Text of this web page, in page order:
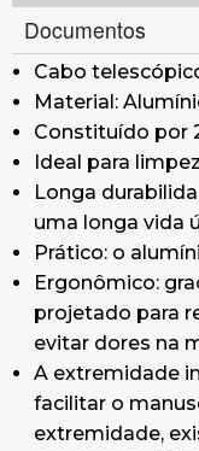
para qualquer
Comprimento: 2
Saiba mais sobre
as vantagens do
Documentos
Cabo
Material:
Constituído por
Ideal para
Longa
uma longa vida
Prático: o
Ergonômico:
projetado para
evitar dores na
A extremidade
facilitar o
extremidade,